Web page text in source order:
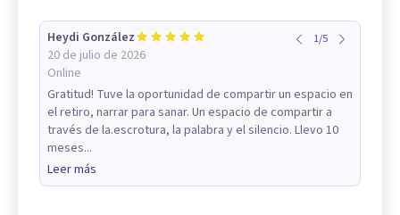
Heydi González
20 de julio de 2026
Online
1/5
Gratitud! Tuve la oportunidad de compartir un espacio en
el retiro, narrar para sanar. Un espacio de compartir a
través de la.escrotura, la palabra y el silencio. Llevo 10
meses...
Leer más